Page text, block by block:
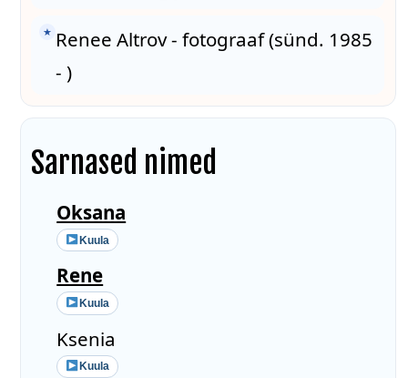
★ Renee Altrov - fotograaf (sünd. 1985
- )
Sarnased nimed
Oksana
Kuula
Rene
Kuula
Ksenia
Kuula